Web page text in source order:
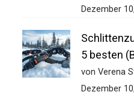
Dezember 10,
Die 5
von Verena
Dezember 10,